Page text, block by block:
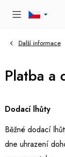
Další informace
Platba a
Dodací lhůty
Běžné dodací
dne uhrazení